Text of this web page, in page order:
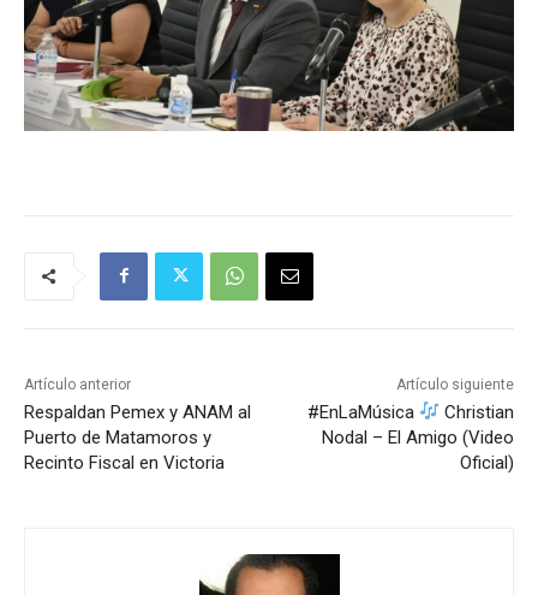
Artículo anterior
Respaldan Pemex y ANAM al
Puerto de Matamoros y
Recinto Fiscal en Victoria
Artículo siguiente
#EnLaMúsica
Christian
Nodal – El Amigo (Video
Oficial)